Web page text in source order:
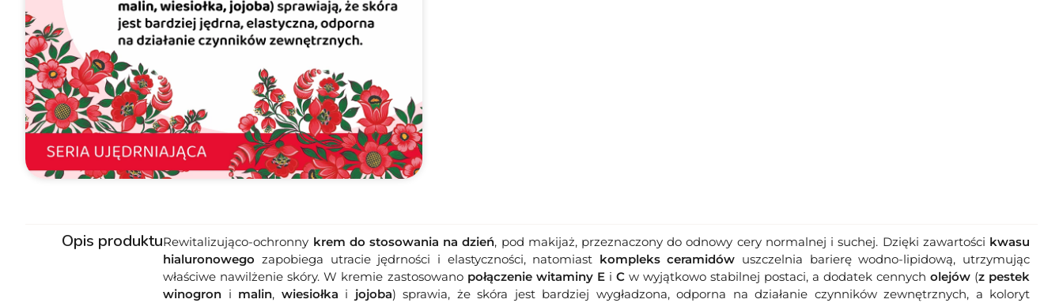
Opis produktuRewitalizująco-ochronny krem do stosowania na dzień, pod makijaż, przeznaczony do odnowy cery normalnej i suchej. Dzięki zawartości kwasu
hialuronowego zapobiega utracie jędrności i elastyczności, natomiast kompleks ceramidów uszczelnia barierę wodno-lipidową, utrzymując
właściwe nawilżenie skóry. W kremie zastosowano połączenie witaminy Ei Cw wyjątkowo stabilnej postaci, a dodatek cennych olejów(z pestek
winogron i malin, wiesiołka i jojoba) sprawia, że skóra jest bardziej wygładzona, odporna na działanie czynników zewnętrznych, a koloryt